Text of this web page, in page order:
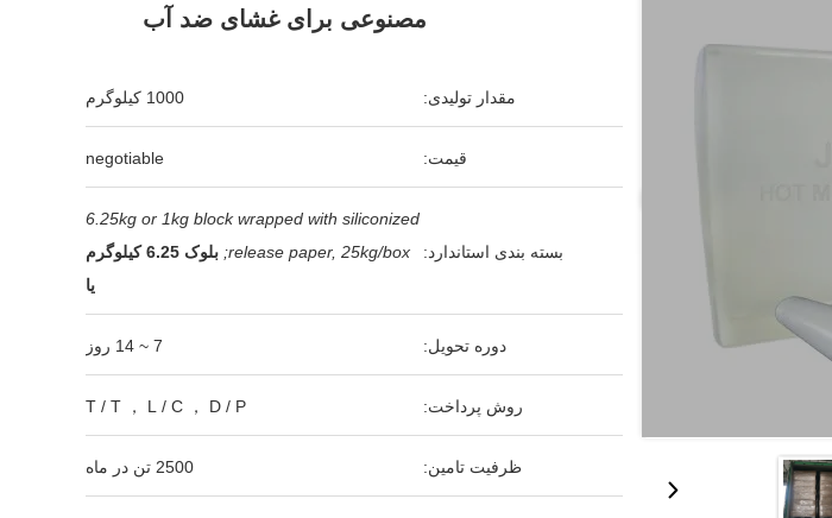
مصنوعی برای غشای ضد آب
مقدار تولیدی: 1000 کیلوگرم
قیمت: negotiable
بسته بندی استاندارد:
6.25kg or 1kg block wrapped with siliconized
release paper, 25kg/box;
بلوک 6.25 کیلوگرم
یا
دوره تحویل: 7 ~ 14 روز
روش پرداخت: T / T ， L / C ， D / P
ظرفیت تامین: 2500 تن در ماه